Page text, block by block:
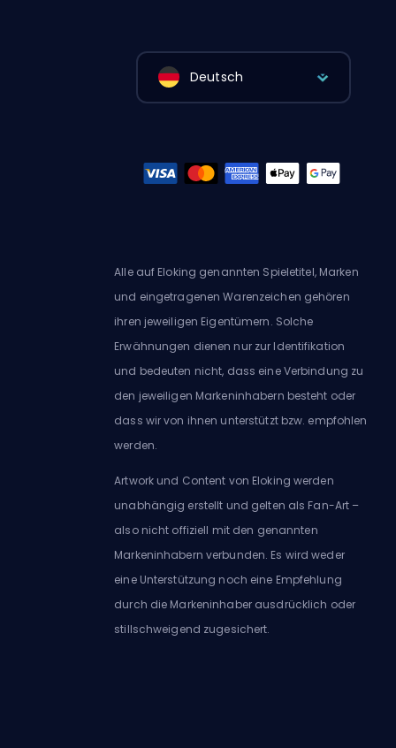
Deutsch
Alle auf Eloking genannten Spieletitel, Marken
und eingetragenen Warenzeichen gehören
ihren jeweiligen Eigentümern. Solche
Erwähnungen dienen nur zur Identifikation
und bedeuten nicht, dass eine Verbindung zu
den jeweiligen Markeninhabern besteht oder
dass wir von ihnen unterstützt bzw. empfohlen
werden.
Artwork und Content von Eloking werden
unabhängig erstellt und gelten als Fan-Art –
also nicht offiziell mit den genannten
Markeninhabern verbunden. Es wird weder
eine Unterstützung noch eine Empfehlung
durch die Markeninhaber ausdrücklich oder
stillschweigend zugesichert.